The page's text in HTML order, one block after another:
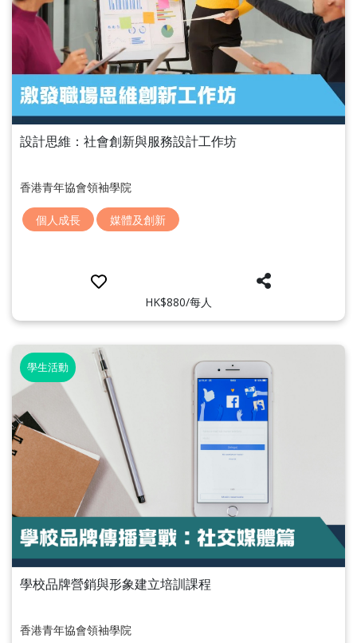
設計思維：社會創新與服務設計工作坊
香港青年協會領袖學院
個人成長 媒體及創新
HK$880/每人
學生活動
學校品牌營銷與形象建立培訓課程
香港青年協會領袖學院